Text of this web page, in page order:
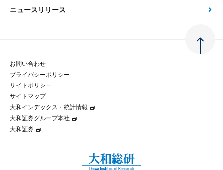
先端テクノロジーに基づく新たな価値の創出
政策分析
金融経済教育等
コラム
大和インデックス・統計情報
マルチステークホルダー方針
パートナーシップ構築宣言
会社概要・役員一覧
大和総研の歩み
グループ会社
採用情報 トップ
経験者採用
ニュースリリース
お問い合わせ
プライバシーポリシー
サイトポリシー
サイトマップ
大和インデックス・統計情報
大和証券グループ本社
大和証券